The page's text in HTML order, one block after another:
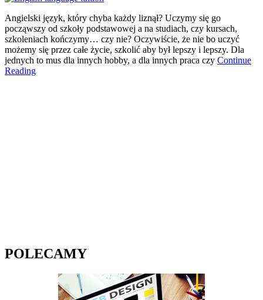
Angielski język, który chyba każdy liznął? Uczymy się go
począwszy od szkoły podstawowej a na studiach, czy kursach,
szkoleniach kończymy… czy nie? Oczywiście, że nie bo uczyć
możemy się przez całe życie, szkolić aby był lepszy i lepszy. Dla
jednych to mus dla innych hobby, a dla innych praca czy Continue
Reading
POLECAMY